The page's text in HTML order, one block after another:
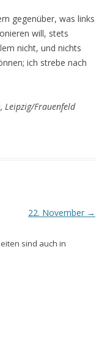
gegenüber, was links
will, stets
nicht, und nichts
ich strebe nach
Leipzig/Frauenfeld
22. November →
sind auch in